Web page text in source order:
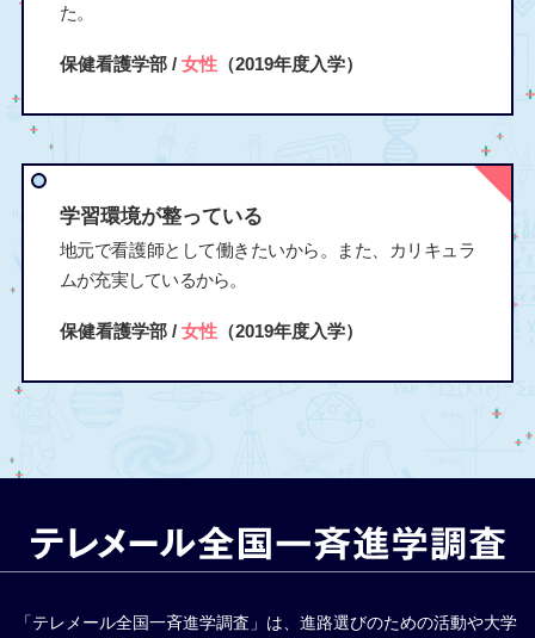
た。
保健看護学部 / 女性（2019年度入学）
学習環境が整っている
地元で看護師として働きたいから。また、カリキュラ
ムが充実しているから。
保健看護学部 / 女性（2019年度入学）
「テレメール全国一斉進学調査」は、進路選びのための活動や大学